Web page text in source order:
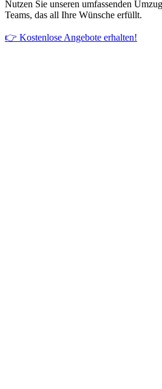
Nutzen Sie unseren umfassenden
Teams, das all Ihre Wünsche erfüllt.
👉 Kostenlose Angebote erhalten!